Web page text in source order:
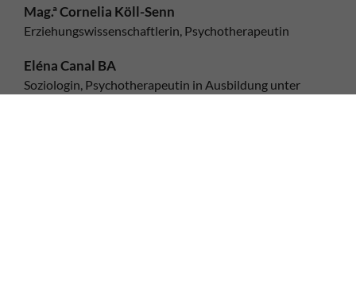
Mag.ª Cornelia Köll-Senn
Erziehungswissenschaftlerin, Psychotherapeutin
Eléna Canal BA
Soziologin, Psychotherapeutin in Ausbildung unter